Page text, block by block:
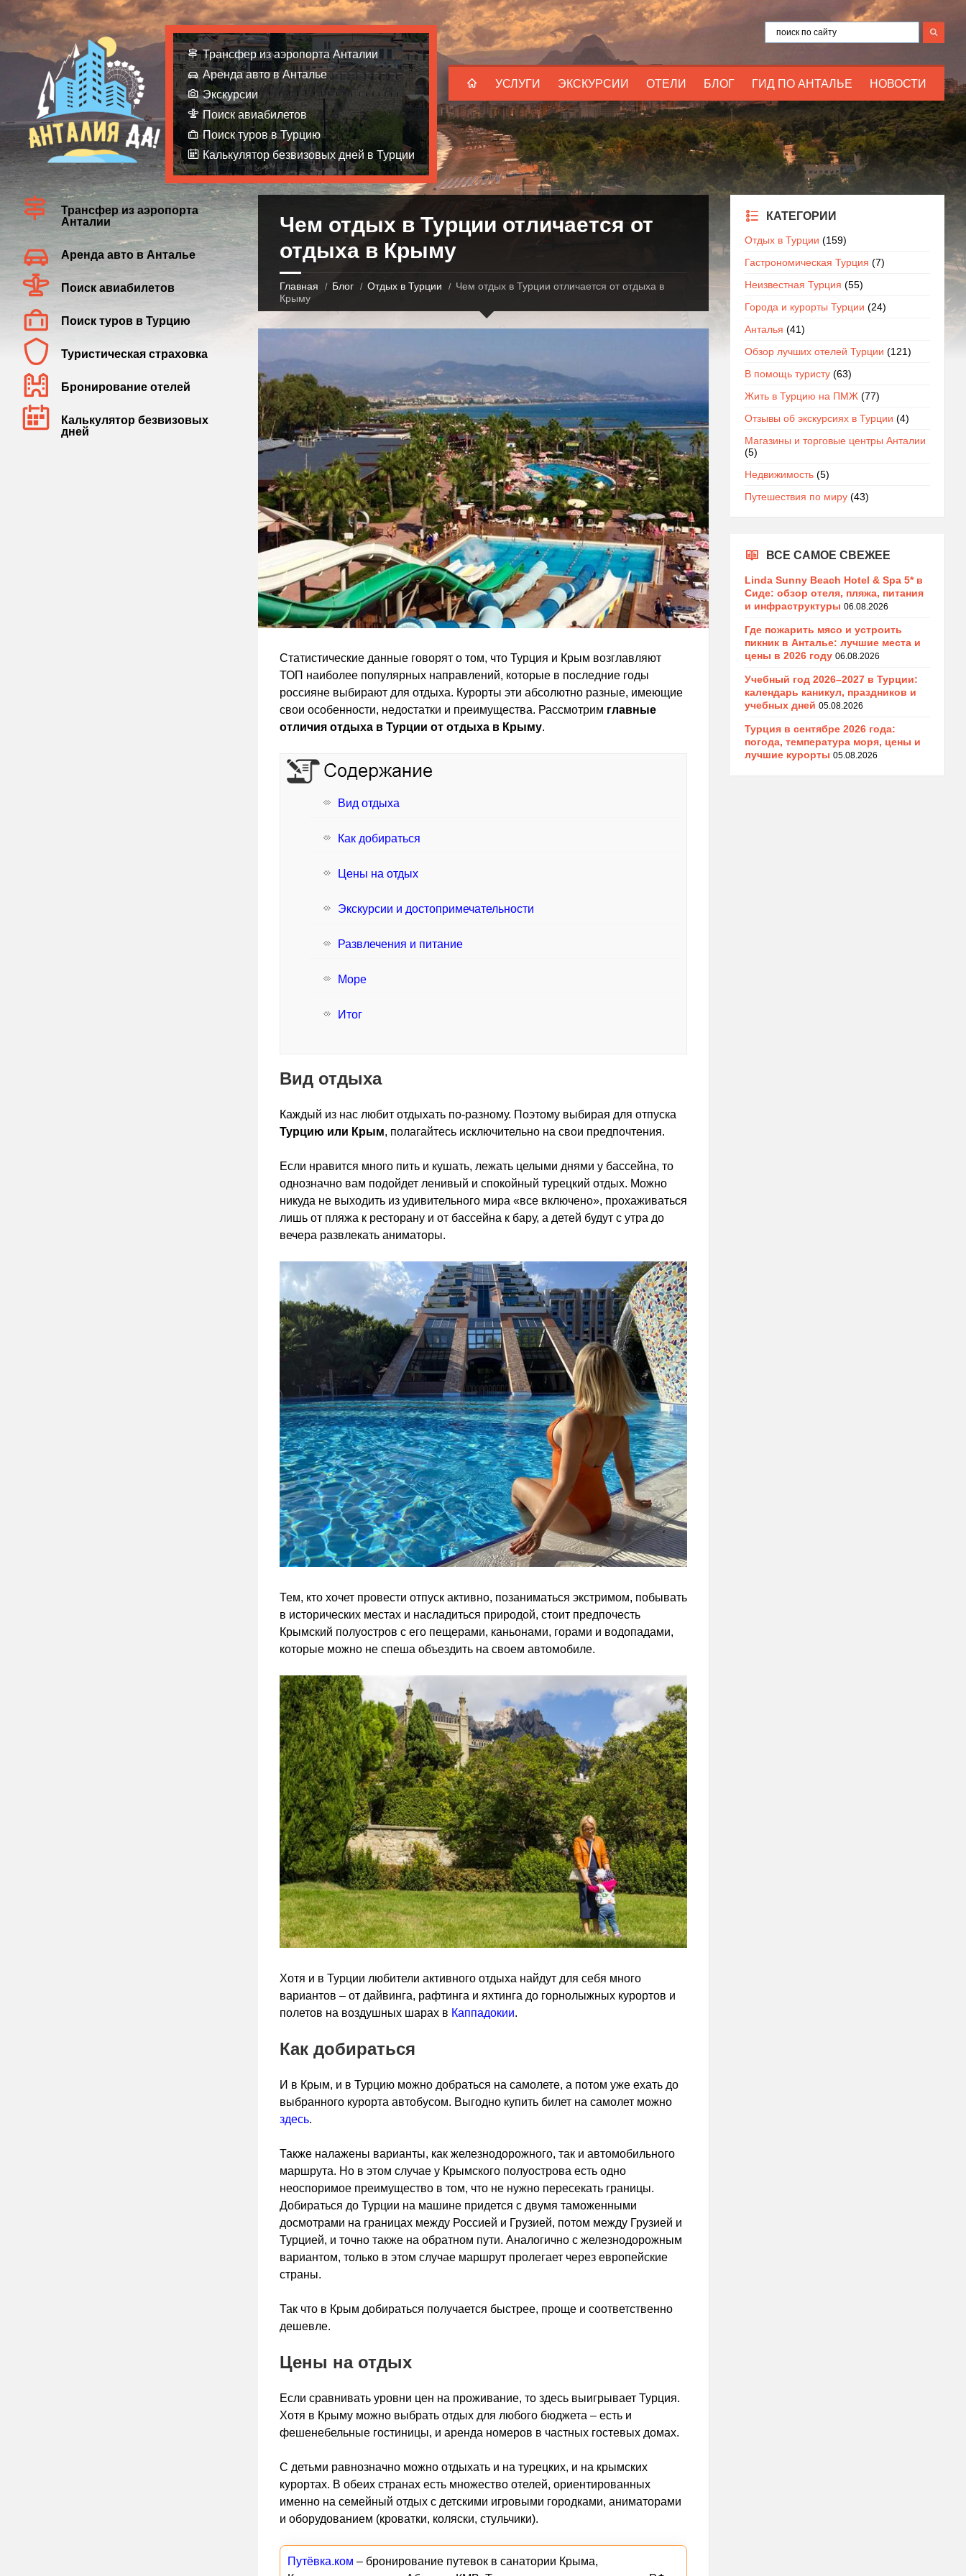
УСЛУГИ ЭКСКУРСИИ ОТЕЛИ БЛОГ ГИД ПО АНТАЛЬЕ НОВОСТИ
Трансфер из аэропорта Анталии
Аренда авто в Анталье
Экскурсии
Поиск авиабилетов
Поиск туров в Турцию
Калькулятор безвизовых дней в Турции
Чем отдых в Турции отличается от
отдыха в Крыму
Главная Блог Отдых в Турции
Чем отдых в Турции отличается от отдыха в
Крыму
Статистические данные говорят о том, что Турция и Крым возглавляют
ТОП наиболее популярных направлений, которые в последние годы
россияне выбирают для отдыха. Курорты эти абсолютно разные, имеющие
свои особенности, недостатки и преимущества. Рассмотрим главные
отличия отдыха в Турции от отдыха в Крыму.
Вид отдыха
Как добираться
Цены на отдых
Экскурсии и достопримечательности
Развлечения и питание
Море
Итог
Вид отдыха
Каждый из нас любит отдыхать по-разному. Поэтому выбирая для отпуска
Турцию или Крым, полагайтесь исключительно на свои предпочтения.
Если нравится много пить и кушать, лежать целыми днями у бассейна, то
однозначно вам подойдет ленивый и спокойный турецкий отдых. Можно
никуда не выходить из удивительного мира «все включено», прохаживаться
лишь от пляжа к ресторану и от бассейна к бару, а детей будут с утра до
вечера развлекать аниматоры.
Тем, кто хочет провести отпуск активно, позаниматься экстримом, побывать
в исторических местах и насладиться природой, стоит предпочесть
Крымский полуостров с его пещерами, каньонами, горами и водопадами,
которые можно не спеша объездить на своем автомобиле.
Хотя и в Турции любители активного отдыха найдут для себя много
вариантов – от дайвинга, рафтинга и яхтинга до горнолыжных курортов и
полетов на воздушных шарах в Каппадокии.
Как добираться
И в Крым, и в Турцию можно добраться на самолете, а потом уже ехать до
выбранного курорта автобусом. Выгодно купить билет на самолет можно
здесь.
Также налажены варианты, как железнодорожного, так и автомобильного
маршрута. Но в этом случае у Крымского полуострова есть одно
неоспоримое преимущество в том, что не нужно пересекать границы.
Добираться до Турции на машине придется с двумя таможенными
досмотрами на границах между Россией и Грузией, потом между Грузией и
Турцией, и точно также на обратном пути. Аналогично с железнодорожным
вариантом, только в этом случае маршрут пролегает через европейские
страны.
Так что в Крым добираться получается быстрее, проще и соответственно
дешевле.
Цены на отдых
Если сравнивать уровни цен на проживание, то здесь выигрывает Турция.
Хотя в Крыму можно выбрать отдых для любого бюджета – есть и
фешенебельные гостиницы, и аренда номеров в частных гостевых домах.
С детьми равнозначно можно отдыхать и на турецких, и на крымских
курортах. В обеих странах есть множество отелей, ориентированных
именно на семейный отдых с детскими игровыми городками, аниматорами
и оборудованием (кроватки, коляски, стульчики).
Путёвка.ком – бронирование путевок в санатории Крыма,
Трансфер из аэропорта
Анталии
Аренда авто в Анталье
Поиск авиабилетов
Поиск туров в Турцию
Туристическая страховка
Бронирование отелей
Калькулятор безвизовых
дней
КАТЕГОРИИ
Отдых в Турции (159)
Гастрономическая Турция (7)
Неизвестная Турция (55)
Города и курорты Турции (24)
Анталья (41)
Обзор лучших отелей Турции (121)
В помощь туристу(63)
Жить в Турцию на ПМЖ(77)
Отзывы об экскурсиях в Турции (4)
Магазины и торговые центры Анталии
(5)
Недвижимость(5)
Путешествия по миру(43)
ВСЕ САМОЕ СВЕЖЕЕ
Linda Sunny Beach Hotel & Spa 5* в
Сиде: обзор отеля, пляжа, питания
и инфраструктуры 06.08.2026
Где пожарить мясо и устроить
пикник в Анталье: лучшие места и
цены в 2026 году 06.08.2026
Учебный год 2026–2027 в Турции:
календарь каникул, праздников и
учебных дней 05.08.2026
Турция в сентябре 2026 года:
погода, температура моря, цены и
лучшие курорты 05.08.2026